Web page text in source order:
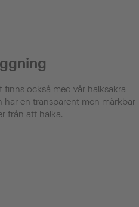
också med vår halksäkra
har en transparent men märkbar
från att halka.